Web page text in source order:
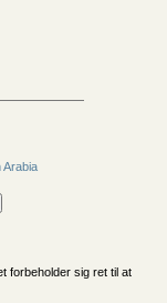
Arabia
forbeholder sig ret til at